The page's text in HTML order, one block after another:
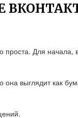
Для начала,
она выглядит как